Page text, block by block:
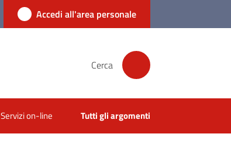
Accedi all'area personale
Cerca
Servizi on-line Tutti gli argomenti